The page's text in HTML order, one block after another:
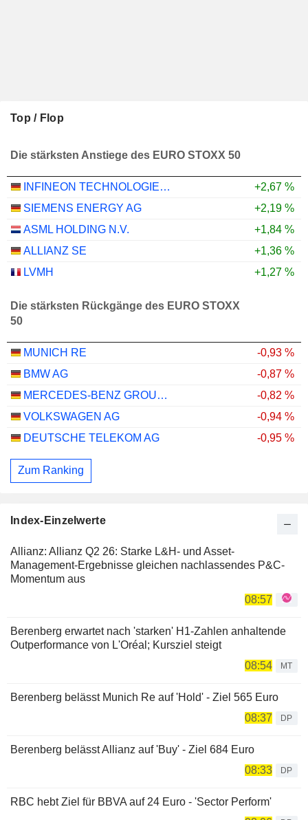
Index-Einzelwerte
Allianz: Allianz Q2 26: Starke L&H- und Asset-
Management-Ergebnisse gleichen nachlassendes P&C-
Momentum aus
08:57
Berenberg erwartet nach 'starken' H1-Zahlen anhaltende
Outperformance von L'Oréal; Kursziel steigt
08:54
MT
Berenberg belässt Munich Re auf 'Hold' - Ziel 565 Euro
08:37
DP
Berenberg belässt Allianz auf 'Buy' - Ziel 684 Euro
08:33
DP
RBC hebt Ziel für BBVA auf 24 Euro - 'Sector Perform'
Top / Flop
Die stärksten Anstiege des EURO STOXX 50
INFINEON TECHNOLOGIES AG
+2,67 %
SIEMENS ENERGY AG
+2,19 %
ASML HOLDING N.V.
+1,84 %
ALLIANZ SE
+1,36 %
LVMH
+1,27 %
Die stärksten Rückgänge des EURO STOXX
50
MUNICH RE
-0,93 %
BMW AG
-0,87 %
MERCEDES-BENZ GROUP AG
-0,82 %
VOLKSWAGEN AG
-0,94 %
DEUTSCHE TELEKOM AG
-0,95 %
Zum Ranking